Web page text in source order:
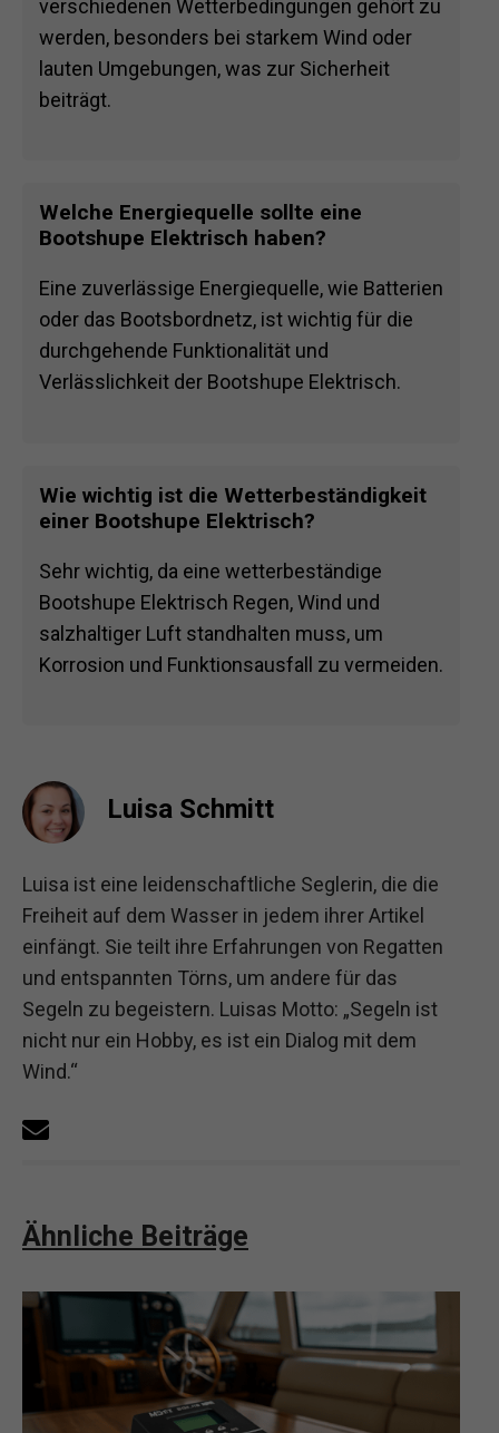
verschiedenen Wetterbedingungen gehört zu
werden, besonders bei starkem Wind oder
lauten Umgebungen, was zur Sicherheit
beiträgt.
Welche Energiequelle sollte eine
Bootshupe Elektrisch haben?
Eine zuverlässige Energiequelle, wie Batterien
oder das Bootsbordnetz, ist wichtig für die
durchgehende Funktionalität und
Verlässlichkeit der Bootshupe Elektrisch.
Wie wichtig ist die Wetterbeständigkeit
einer Bootshupe Elektrisch?
Sehr wichtig, da eine wetterbeständige
Bootshupe Elektrisch Regen, Wind und
salzhaltiger Luft standhalten muss, um
Korrosion und Funktionsausfall zu vermeiden.
Luisa Schmitt
Luisa ist eine leidenschaftliche Seglerin, die die
Freiheit auf dem Wasser in jedem ihrer Artikel
einfängt. Sie teilt ihre Erfahrungen von Regatten
und entspannten Törns, um andere für das
Segeln zu begeistern. Luisas Motto: „Segeln ist
nicht nur ein Hobby, es ist ein Dialog mit dem
Wind.“
Ähnliche Beiträge